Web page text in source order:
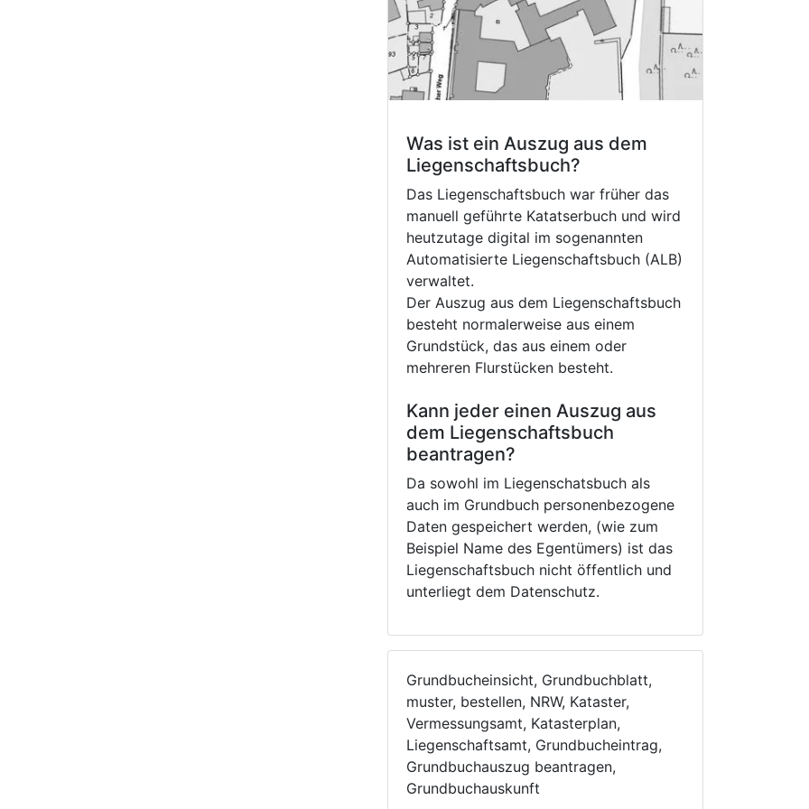
Was ist ein Auszug aus dem
Liegenschaftsbuch?
Das Liegenschaftsbuch war früher das
manuell geführte Katatserbuch und wird
heutzutage digital im sogenannten
Automatisierte Liegenschaftsbuch (ALB)
verwaltet.
Der Auszug aus dem Liegenschaftsbuch
besteht normalerweise aus einem
Grundstück, das aus einem oder
mehreren Flurstücken besteht.
Kann jeder einen Auszug aus
dem Liegenschaftsbuch
beantragen?
Da sowohl im Liegenschatsbuch als
auch im Grundbuch personenbezogene
Daten gespeichert werden, (wie zum
Beispiel Name des Egentümers) ist das
Liegenschaftsbuch nicht öffentlich und
unterliegt dem Datenschutz.
Grundbucheinsicht, Grundbuchblatt,
muster, bestellen, NRW, Kataster,
Vermessungsamt, Katasterplan,
Liegenschaftsamt, Grundbucheintrag,
Grundbuchauszug beantragen,
Grundbuchauskunft